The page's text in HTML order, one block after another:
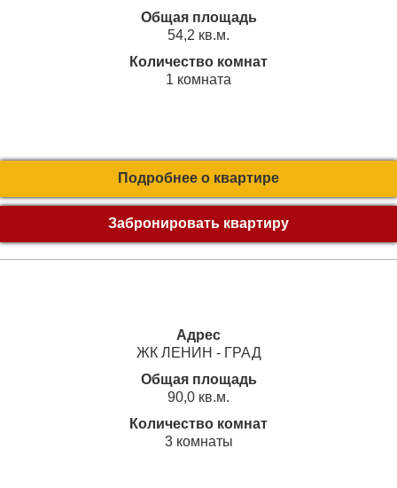
Общая площадь
54,2 кв.м.
Количество комнат
1 комната
Подробнее о квартире
Забронировать квартиру
Адрес
ЖК ЛЕНИН - ГРАД
Общая площадь
90,0 кв.м.
Количество комнат
3 комнаты